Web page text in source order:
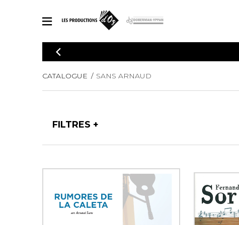
CATALOGUE
Explorez notre catalogue de partitions riche en œuvres originales et
en arrangements de qualité.
PARTITIONS POUR AUTRES INSTRUMENTS
PARTITIONS POUR ENSEMBLES
riche en œuvres originales et en
arrangements de qualité.
4 guitares
Concerto
Guitare et
Musique de
CATALOGUE SANS ARNAUD
FILTRES